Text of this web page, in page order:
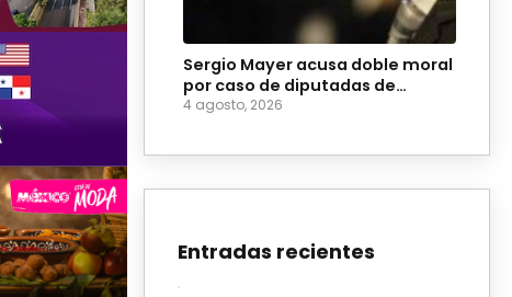
Sergio Mayer acusa doble moral
por caso de diputadas de
Morena
4 agosto, 2026
Entradas recientes